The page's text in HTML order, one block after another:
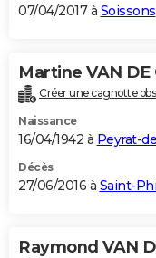
07/04/2017 à Soissons
Martine VAN DE
Créer une cagnotte
Naissance
16/04/1942 à Peyrat-
Décès
27/06/2016 à Saint-
Raymond VAN